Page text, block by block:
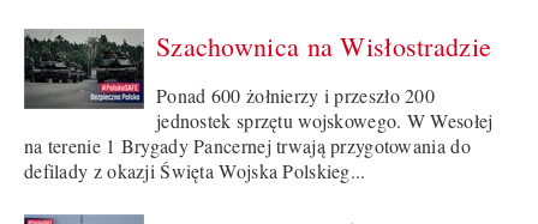
Szachownica na Wisłostradzie
Ponad 600 żołnierzy i przeszło 200
jednostek sprzętu wojskowego. W Wesołej
na terenie 1 Brygady Pancernej trwają przygotowania do
defilady z okazji Święta Wojska Polskieg...